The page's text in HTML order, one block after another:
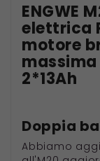
ENGWE
elettrica
motore
2*13Ah
Doppia
Abbiamo